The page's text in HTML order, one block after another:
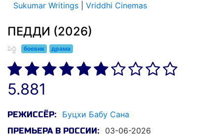
Sukumar Writings Vriddhi Cinemas
ПЕДДИ (2026)
పెద్ది боевик драма
5.881
РЕЖИССЁР: Буцхи Бабу Сана
ПРЕМЬЕРА В РОССИИ: 03-06-2026